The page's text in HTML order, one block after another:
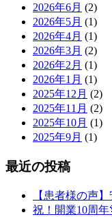
2026年6月 (2)
2026年5月 (1)
2026年4月 (1)
2026年3月 (2)
2026年2月 (1)
2026年1月 (1)
2025年12月 (2)
2025年11月 (2)
2025年10月 (1)
2025年9月 (1)
最近の投稿
【患者様の声
祝！開業10周年